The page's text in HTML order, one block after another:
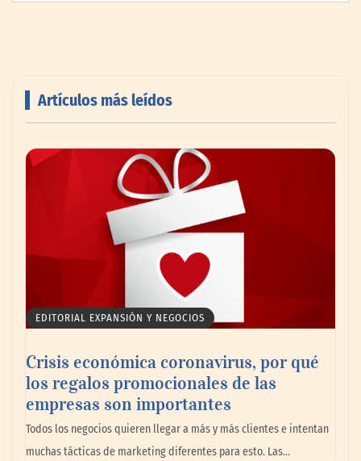
impulsando la colaboración en el sector
La omnicanalidad redefine la forma de
planear viajes en México
Artículos más leídos
EDITORIAL EXPANSIÓN Y NEGOCIOS
Crisis económica coronavirus, por qué
los regalos promocionales de las
empresas son importantes
Todos los negocios quieren llegar a más y más clientes e intentan
muchas tácticas de marketing diferentes para esto. Las…